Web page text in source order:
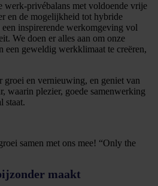
werk-privébalans met voldoende vrije
en de mogelijkheid tot hybride
inspirerende werkomgeving vol
We doen er alles aan om onze
een geweldig werkklimaat te creëren,
groei en vernieuwing, en geniet van
waarin plezier, goede samenwerking
staat.
samen met ons mee! “Only the
maakt